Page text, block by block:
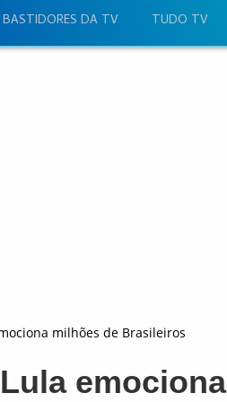
BASTIDORES DA TV TUDO TV
milhões de Brasileiros
emociona